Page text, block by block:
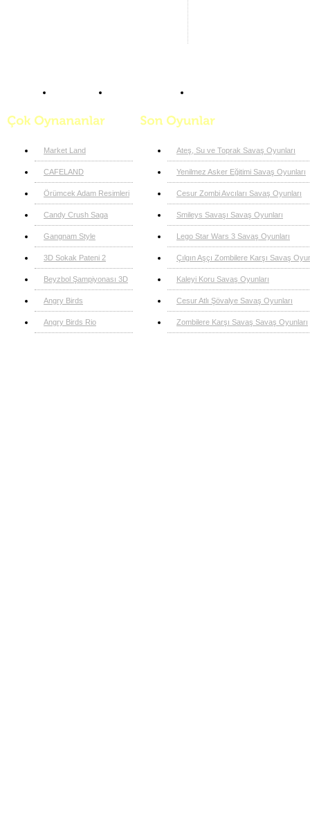
Market Land
CAFELAND
Örümcek Adam Resimleri
Candy Crush Saga
Gangnam Style
3D Sokak Pateni 2
Beyzbol Şampiyonası 3D
Angry Birds
Angry Birds Rio
Ateş, Su ve Toprak Savaş Oyunları
Yenilmez Asker Eğitimi Savaş Oyunları
Cesur Zombi Avcıları Savaş Oyunları
Smileys Savaşı Savaş Oyunları
Lego Star Wars 3 Savaş Oyunları
Çılgın Aşçı Zombilere Karşı Savaş
Kaleyi Koru Savaş Oyunları
Cesur Atlı Şövalye Savaş Oyunları
Zombilere Karşı Savaş Savaş Oyunları